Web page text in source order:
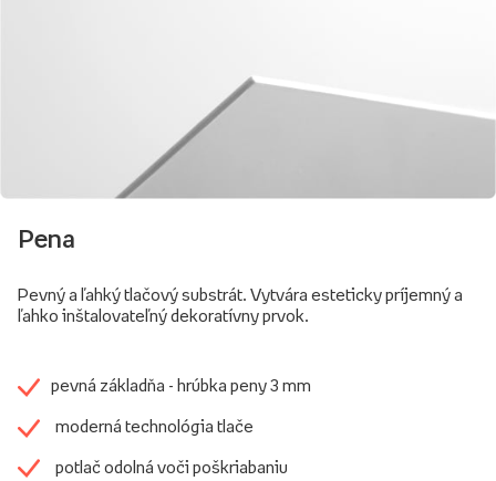
Pena
Pevný a ľahký tlačový substrát. Vytvára esteticky príjemný a
ľahko inštalovateľný dekoratívny prvok.
pevná základňa - hrúbka peny 3 mm
moderná technológia tlače
potlač odolná voči poškriabaniu